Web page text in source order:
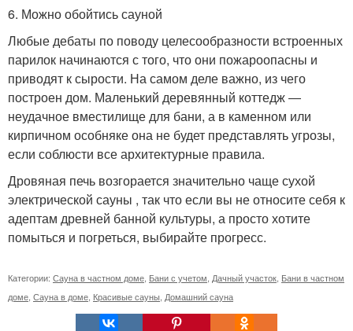
6. Можно обойтись сауной
Любые дебаты по поводу целесообразности встроенных
парилок начинаются с того, что они пожароопасны и
приводят к сырости. На самом деле важно, из чего
построен дом. Маленький деревянный коттедж ―
неудачное вместилище для бани, а в каменном или
кирпичном особняке она не будет представлять угрозы,
если соблюсти все архитектурные правила.
Дровяная печь возгорается значительно чаще сухой
электрической сауны , так что если вы не относите себя к
адептам древней банной культуры, а просто хотите
помыться и погреться, выбирайте прогресс.
Категории: Сауна в частном доме Бани с учетом Дачный участок Бани в частном
доме Сауна в доме Красивые сауны Домашний сауна